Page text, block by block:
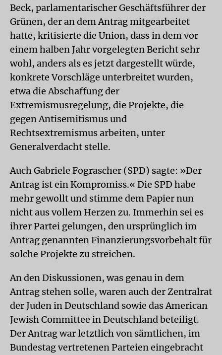
Beck, parlamentarischer Geschäftsführer der
Grünen, der an dem Antrag mitgearbeitet
hatte, kritisierte die Union, dass in dem vor
einem halben Jahr vorgelegten Bericht sehr
wohl, anders als es jetzt dargestellt würde,
konkrete Vorschläge unterbreitet wurden,
etwa die Abschaffung der
Extremismusregelung, die Projekte, die
gegen Antisemitismus und
Rechtsextremismus arbeiten, unter
Generalverdacht stelle.
Auch Gabriele Fograscher (SPD) sagte: »Der
Antrag ist ein Kompromiss.« Die SPD habe
mehr gewollt und stimme dem Papier nun
nicht aus vollem Herzen zu. Immerhin sei es
ihrer Partei gelungen, den ursprünglich im
Antrag genannten Finanzierungsvorbehalt für
solche Projekte zu streichen.
An den Diskussionen, was genau in dem
Antrag stehen solle, waren auch der Zentralrat
der Juden in Deutschland sowie das American
Jewish Committee in Deutschland beteiligt.
Der Antrag war letztlich von sämtlichen, im
Bundestag vertretenen Parteien eingebracht